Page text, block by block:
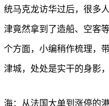
统马克龙访华过后，很多
津竟然拿到了造船、空客
个方面，小编稍作梳理，
津城，处处是实干的身影
海：从法国大单到涨停的